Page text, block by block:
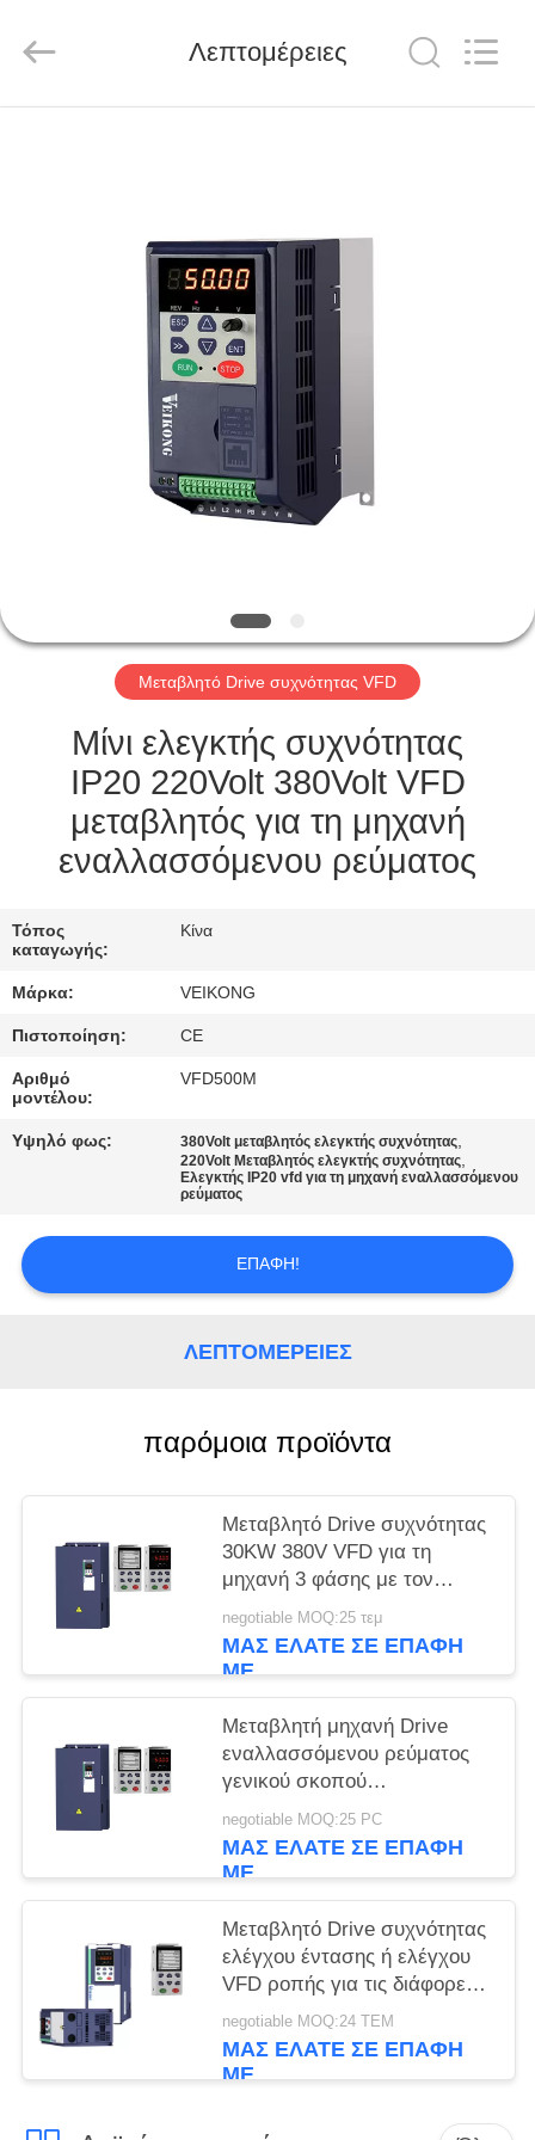
ΠΡΟΪΌΝΤΑ
ΠΟΙΟΤΙΚΌΣ
ΈΛΕΓΧΟΣ
ΕΠΙΚΟΙΝΩΝΉΣΤΕ
ΜΑΖΊ
ΜΑΣ
ΖΗΤΉΣΤΕ
ΈΝΑ
ΑΠΌΣΠΑΣΜΑ
ΧΆΡΤΗΣ
ΜΥΣΤΙΚΌΤΗΤΑΣ
Co.,
Reserved.
Λεπτομέρειες
Μεταβλητό Drive συχνότητας VFD
Μίνι ελεγκτής συχνότητας
IP20 220Volt 380Volt VFD
μεταβλητός για τη μηχανή
εναλλασσόμενου ρεύματος
Τόπος
καταγωγής:
Κίνα
Μάρκα: VEIKONG
Πιστοποίηση: CE
Αριθμό
μοντέλου:
VFD500M
Υψηλό φως: 380Volt μεταβλητός ελεγκτής συχνότητας,
220Volt Μεταβλητός ελεγκτής συχνότητας,
Ελεγκτής IP20 vfd για τη μηχανή εναλλασσόμενου
ρεύματος
ΕΠΑΦΉ!
ΛΕΠΤΟΜΈΡΕΙΕΣ
παρόμοια προϊόντα
Μεταβλητό Drive συχνότητας
30KW 380V VFD για τη
μηχανή 3 φάσης με τον
έλεγχο ροπής
negotiable MOQ:25 τεμ
ΜΑΣ ΕΛΆΤΕ ΣΕ ΕΠΑΦΉ
ΜΕ
Μεταβλητή μηχανή Drive
εναλλασσόμενου ρεύματος
γενικού σκοπού
αναστροφέων συχνότητας
22KW 380V Veikong VFD
negotiable MOQ:25 PC
ΜΑΣ ΕΛΆΤΕ ΣΕ ΕΠΑΦΉ
ΜΕ
Μεταβλητό Drive συχνότητας
ελέγχου έντασης ή ελέγχου
VFD ροπής για τις διάφορες
εφαρμογές
negotiable MOQ:24 ΤΕΜ
ΜΑΣ ΕΛΆΤΕ ΣΕ ΕΠΑΦΉ
ΜΕ